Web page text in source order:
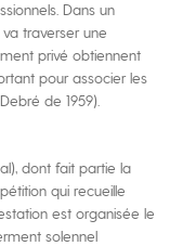
Dans un
traverser une
privé obtiennent
pour associer les
de 1959).
dont fait partie la
qui recueille
est organisée le
solennel